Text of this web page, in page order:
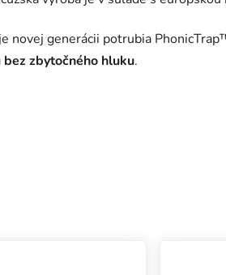
novej generácii potrubia
zbytočného hluku.